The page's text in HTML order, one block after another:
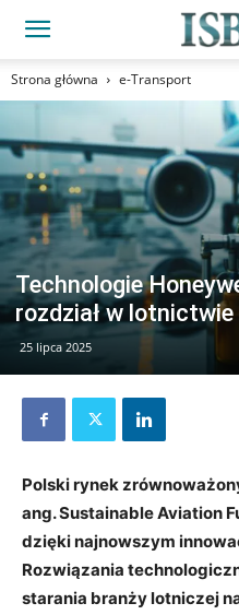
Strona główna e-Transport
Technologie
rozdział w lotnictwie
25 lipca 2025
Polski rynek
ang. Sustainable Aviation
dzięki najnowszym
Rozwiązania
starania branży lotniczej